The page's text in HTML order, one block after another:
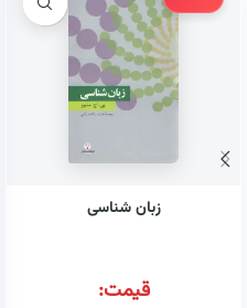
زبان شناسی
قیمت: